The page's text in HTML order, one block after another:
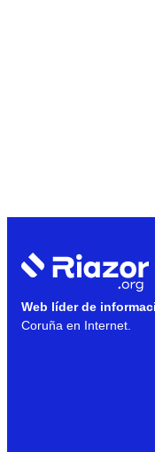
Web líder de
Coruña en Internet.